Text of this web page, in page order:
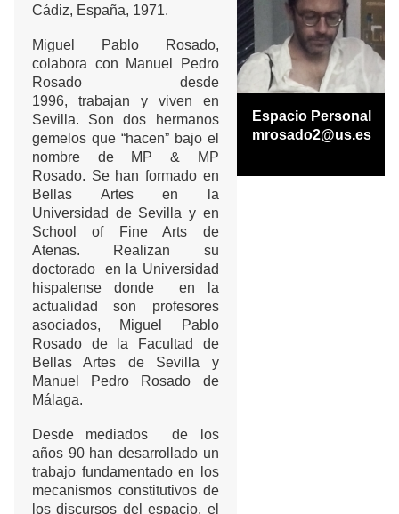
Cádiz, España, 1971.
Miguel Pablo Rosado,
colabora con Manuel Pedro
Rosado desde
1996, trabajan y viven en
Sevilla. Son dos hermanos
gemelos que “hacen” bajo el
nombre de MP & MP
Rosado. Se han formado en
Bellas Artes en la
Universidad de Sevilla y en
School of Fine Arts de
Atenas. Realizan su
doctorado en la Universidad
hispalense donde en la
actualidad son profesores
asociados, Miguel Pablo
Rosado de la Facultad de
Bellas Artes de Sevilla y
Manuel Pedro Rosado de
Málaga.
Desde mediados de los
años 90 han desarrollado un
trabajo fundamentado en los
mecanismos constitutivos de
los discursos del espacio, el
Espacio Personal
mrosado2@us.es